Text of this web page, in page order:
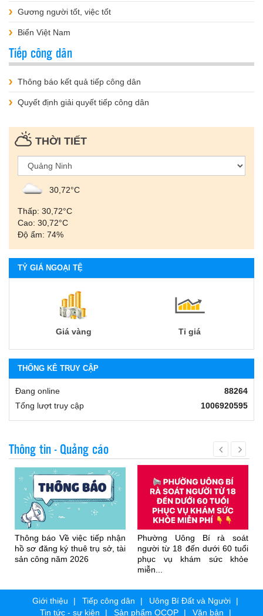
Gương người tốt, việc tốt
Biển Việt Nam
Tiếp công dân
Thông báo kết quả tiếp công dân
Quyết định giải quyết tiếp công dân
THỜI TIẾT
30,72°С
Thấp: 30,72°С
Cao: 30,72°С
Độ ẩm: 74%
TỶ GIÁ NGOẠI TỆ
Giá vàng Tỉ giá
THỐNG KÊ TRUY CẬP
Đang online
88264
Tổng lượt truy cập
1006920595
Thông tin - Quảng cáo
Thông báo Về việc tiếp nhận
hồ sơ đăng ký thuê trụ sở, tài
sản công năm 2026
Phường Uông Bí rà soát
người từ 18 đến dưới 60 tuổi
phục vụ khám sức khỏe
miễn...
Giới thiệu Tiếp công dân
Uông Bí Đất và Người
Tin tức - sự kiện
Sản phẩm OCOP Văn bản